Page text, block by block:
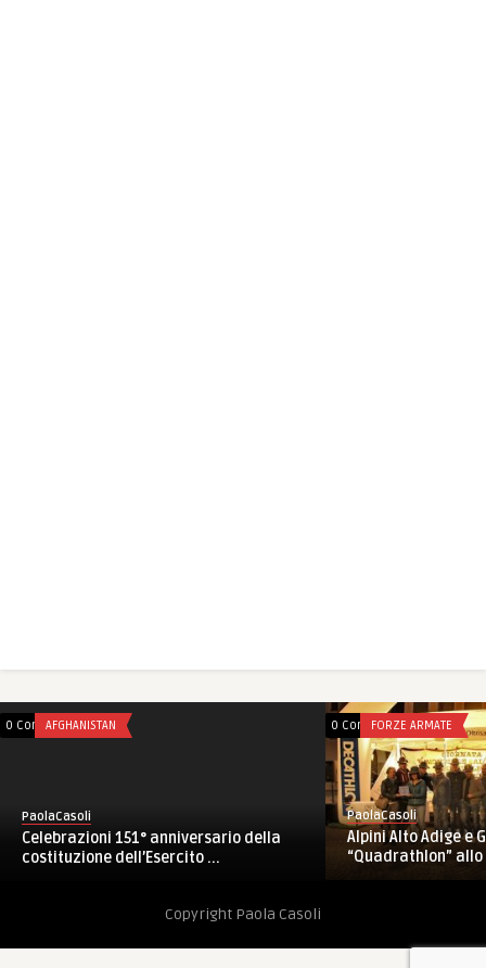
0 CommentsAFGHANISTAN
PaolaCasoli
Celebrazioni 151° anniversario della
costituzione dell’Esercito ...
0 CommentsFORZE ARMATE
PaolaCasoli
Alpini Alto Adige e
“Quadrathlon” allo
Copyright Paola Casoli